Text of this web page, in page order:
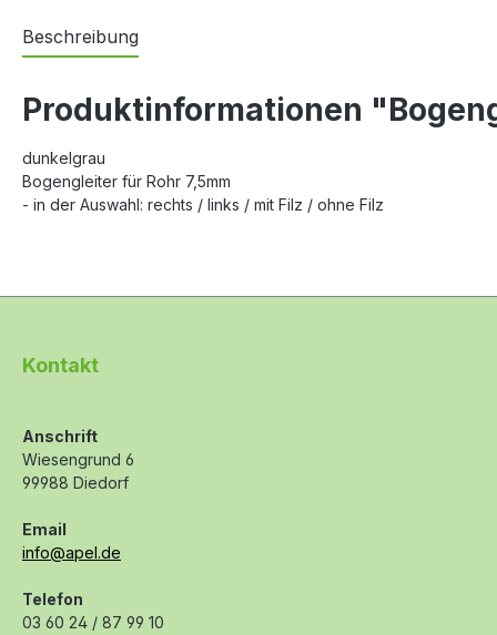
Beschreibung
Produktinformationen
dunkelgrau
Bogengleiter für Rohr 7,5mm
- in der Auswahl: rechts / links / mit Filz / ohne Filz
Kontakt
Anschrift
Wiesengrund 6
99988 Diedorf
Email
info@apel.de
Telefon
03 60 24 / 87 99 10